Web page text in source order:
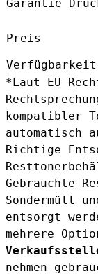
Garantie
Preis
Verfügbarkeit
*Laut EU-
kompatibler
automatisch
Richtige
Gebrauchte
Sondermüll
entsorgt
mehrere
nehmen